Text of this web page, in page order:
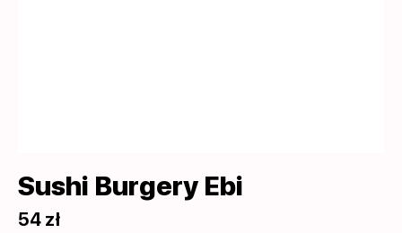
Sushi Burgery Ebi
54 zł